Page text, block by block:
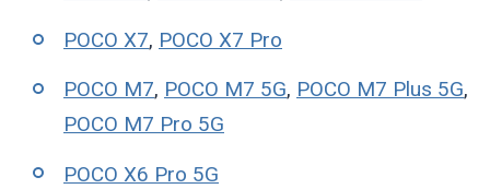
POCO X7, POCO X7 Pro
POCO M7, POCO M7 5G, POCO M7 Plus 5G,
POCO M7 Pro 5G
POCO X6 Pro 5G